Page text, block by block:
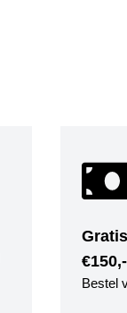
€150,-
Bestel